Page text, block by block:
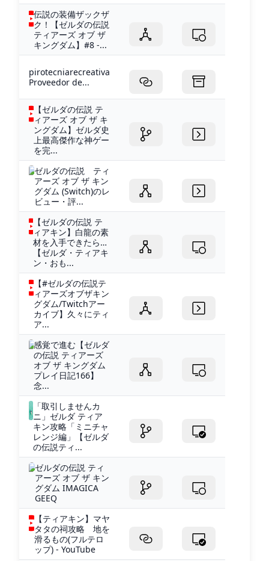
伝説の装備ザックザ
ク！【ゼルダの伝説
ティアーズ オブ ザ
キングダム】#8 -...
pirotecniarecreativa
Proveedor de...
【ゼルダの伝説 テ
ィアーズ オブ ザ キ
ングダム】ゼルダ史
上最高傑作な神ゲー
を完...
ゼルダの伝説 ティ
アーズ オブ ザ キン
グダム (Switch)のレ
ビュー・評...
【ゼルダの伝説 テ
ィアキン】白龍の素
材を入手できたら…
【ゼルダ・ティアキ
ン・おも...
【#ゼルダの伝説テ
ィアーズオブザキン
グダム/Twitchアー
カイブ】久々にティ
ア...
感覚で進む【ゼルダ
の伝説 ティアーズ
オブ ザ キングダム
プレイ日記166】
念...
「取引しませんカ
ニ」ゼルダ ティア
キン攻略「ミニチャ
レンジ編」【ゼルダ
の伝説ティ...
ゼルダの伝説 ティ
アーズ オブ ザ キン
グダム IMAGICA
GEEQ
【ティアキン】マヤ
タタの祠攻略 地を
滑るもの(フルテロ
ップ) - YouTube